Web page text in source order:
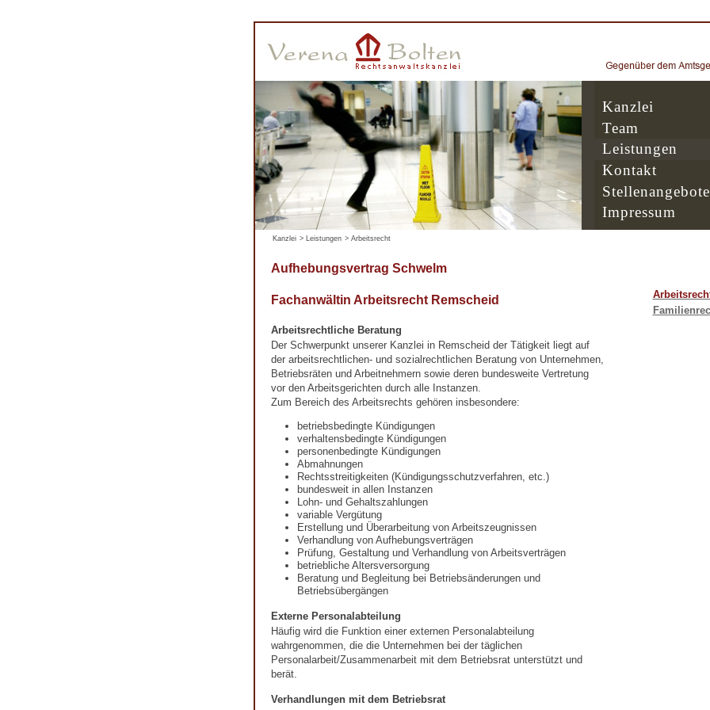
Kanzlei
Team
Leistungen
Kontakt
Stellenangebote
Impressum
Kanzlei > Leistungen > Arbeitsrecht
Aufhebungsvertrag Schwelm
Fachanwältin Arbeitsrecht Remscheid
Arbeitsrechtliche Beratung
Der Schwerpunkt unserer Kanzlei in Remscheid der Tätigkeit liegt auf
der arbeitsrechtlichen- und sozialrechtlichen Beratung von Unternehmen,
Betriebsräten und Arbeitnehmern sowie deren bundesweite Vertretung
vor den Arbeitsgerichten durch alle Instanzen.
Zum Bereich des Arbeitsrechts gehören insbesondere:
betriebsbedingte Kündigungen
verhaltensbedingte Kündigungen
personenbedingte Kündigungen
Abmahnungen
Rechtsstreitigkeiten (Kündigungsschutzverfahren, etc.)
bundesweit in allen Instanzen
Lohn- und Gehaltszahlungen
variable Vergütung
Erstellung und Überarbeitung von Arbeitszeugnissen
Verhandlung von Aufhebungsverträgen
Prüfung, Gestaltung und Verhandlung von Arbeitsverträgen
betriebliche Altersversorgung
Beratung und Begleitung bei Betriebsänderungen und
Betriebsübergängen
Externe Personalabteilung
Häufig wird die Funktion einer externen Personalabteilung
wahrgenommen, die die Unternehmen bei der täglichen
Personalarbeit/Zusammenarbeit mit dem Betriebsrat unterstützt und
berät.
Verhandlungen mit dem Betriebsrat